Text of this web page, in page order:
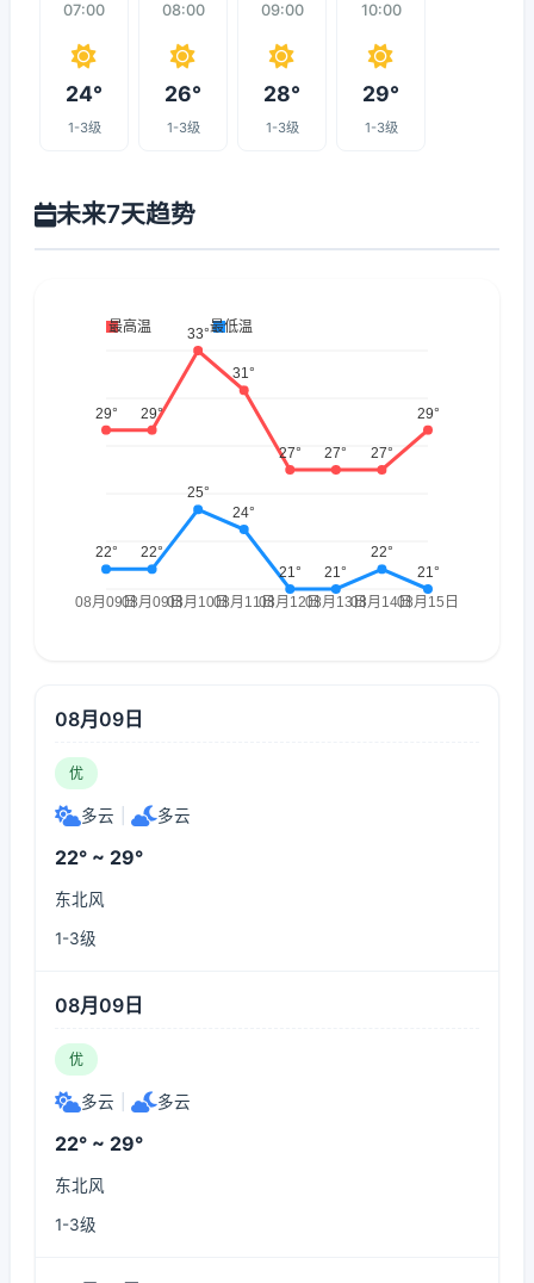
07:00
24°
1-3级
08:00
26°
1-3级
09:00
28°
1-3级
10:00
29°
1-3级
未来7天趋势
08月09日
优
多云 多云
22° ~ 29°
东北风
1-3级
08月09日
优
多云 多云
22° ~ 29°
东北风
1-3级